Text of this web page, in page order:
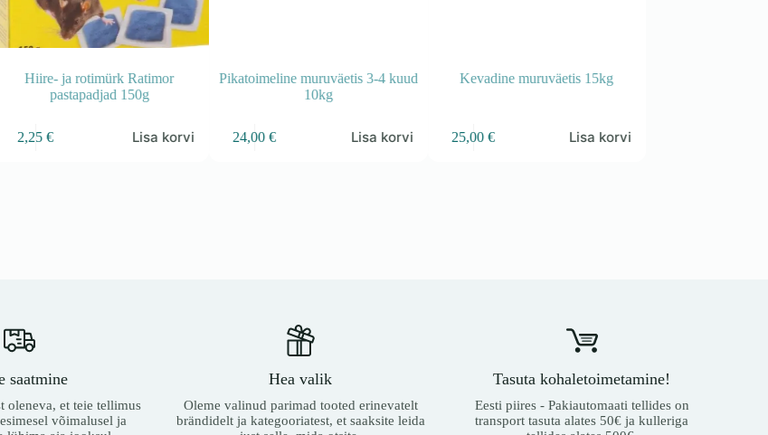
Hiire- ja rotimürk Ratimor
pastapadjad 150g
2,25€ Lisa korvi
Pikatoimeline muruväetis 3-4 kuud
10kg
24,00€ Lisa korvi
Kevadine muruväetis 15kg
25,00€ Lisa korvi
saatmine
oleneva, et teie tellimus
võimalusel ja
Hea valik
Oleme valinud parimad tooted erinevatelt
brändidelt ja kategooriatest, et saaksite leida
Tasuta kohaletoimetamine!
Eesti piires - Pakiautomaati tellides on
transport tasuta alates 50€ ja kulleriga